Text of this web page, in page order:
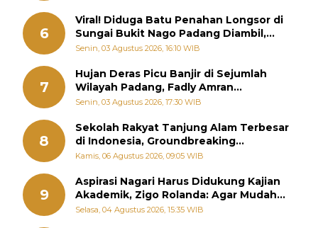
6
Viral! Diduga Batu Penahan Longsor di
Sungai Bukit Nago Padang Diambil,
Warga Khawatir Bencana Terulang
Senin, 03 Agustus 2026, 16:10 WIB
7
Hujan Deras Picu Banjir di Sejumlah
Wilayah Padang, Fadly Amran
Perintahkan OPD Siaga
Senin, 03 Agustus 2026, 17:30 WIB
8
Sekolah Rakyat Tanjung Alam Terbesar
di Indonesia, Groundbreaking
September
Kamis, 06 Agustus 2026, 09:05 WIB
9
Aspirasi Nagari Harus Didukung Kajian
Akademik, Zigo Rolanda: Agar Mudah
Diperjuangkan di Kementerian
Selasa, 04 Agustus 2026, 15:35 WIB